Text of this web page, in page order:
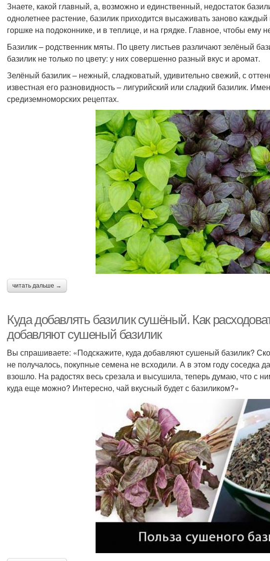
Знаете, какой главный, а, возможно и единственный, недостаток
однолетнее растение, базилик приходится высаживать заново каждый
горшке на подоконнике, и в теплице, и на грядке. Главное, чтобы ему
Базилик – родственник мяты. По цвету листьев различают зелёный
базилик не только по цвету: у них совершенно разный вкус и аромат.
Зелёный базилик – нежный, сладковатый, удивительно свежий, с
известная его разновидность – лигурийский или сладкий базилик.
средиземноморских рецептах.
читать дальше →
Куда добавлять базилик сушёный. Как
добавляют сушеный базилик
Вы спрашиваете: «Подскажите, куда добавляют сушеный базилик?
не получалось, покупные семена не всходили. А в этом году соседка
взошло. На радостях весь срезала и высушила, теперь думаю, что с
куда еще можно? Интересно, чай вкусный будет с базиликом?»